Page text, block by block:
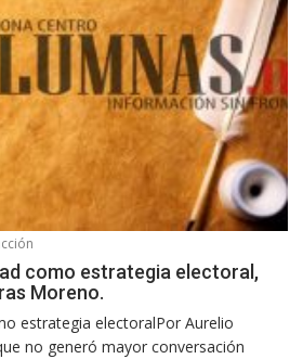
como estrategia electoral,
Moreno.
estrategia electoralPor Aurelio
no generó mayor conversación